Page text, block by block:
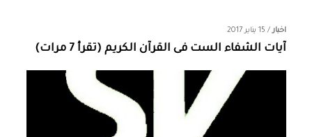
اخبار/ 15 يناير 2017
آيات الشفاء الست فى القرآن الكريم (تقرأ 7 مرات)